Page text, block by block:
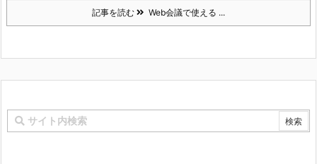
記事を読む Web会議で使える ...